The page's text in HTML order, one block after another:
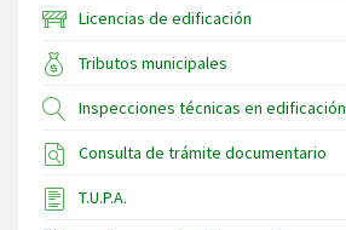
Licencias de edificación
Tributos municipales
Inspecciones técnicas en edificación
Consulta de trámite documentario
T.U.P.A.